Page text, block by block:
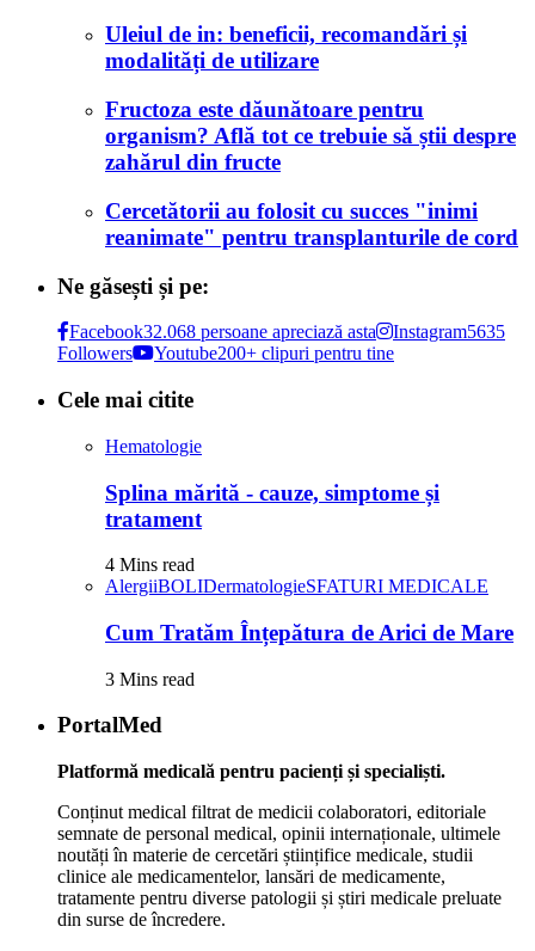
Uleiul de in: beneficii, recomandări și
modalități de utilizare
Fructoza este dăunătoare pentru
organism? Află tot ce trebuie să știi despre
zahărul din fructe
Cercetătorii au folosit cu succes "inimi
reanimate" pentru transplanturile de cord
Ne găsești și pe:
Facebook32.068 persoane apreciază asta Instagram5635
Followers
Youtube200+ clipuri pentru tine
Cele mai citite
Hematologie
Splina mărită - cauze, simptome și
tratament
4 Mins read
AlergiiBOLIDermatologieSFATURI MEDICALE
Cum Tratăm Înțepătura de Arici de Mare
3 Mins read
PortalMed
Platformă medicală pentru pacienți și specialiști.
Conținut medical filtrat de medicii colaboratori, editoriale
semnate de personal medical, opinii internaționale, ultimele
noutăți în materie de cercetări științifice medicale, studii
clinice ale medicamentelor, lansări de medicamente,
tratamente pentru diverse patologii și știri medicale preluate
din surse de încredere.